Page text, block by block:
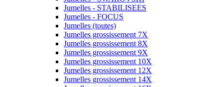
Jumelles - STABILISEES
Jumelles - FOCUS
Jumelles (toutes)
Jumelles grossissement 7X
Jumelles grossissement 8X
Jumelles grossissement 9X
Jumelles grossissement 10X
Jumelles grossissement 12X
Jumelles grossissement 14X